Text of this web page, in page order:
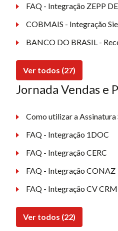
FAQ - Integração ZEPP
COBMAIS - Integração
BANCO DO BRASIL -
Ver todos (27)
Jornada Vendas e
Como utilizar a Assinatura
FAQ - Integração 1DOC
FAQ - Integração CERC
FAQ - Integração CONAZ
FAQ - Integração CV
Ver todos (22)